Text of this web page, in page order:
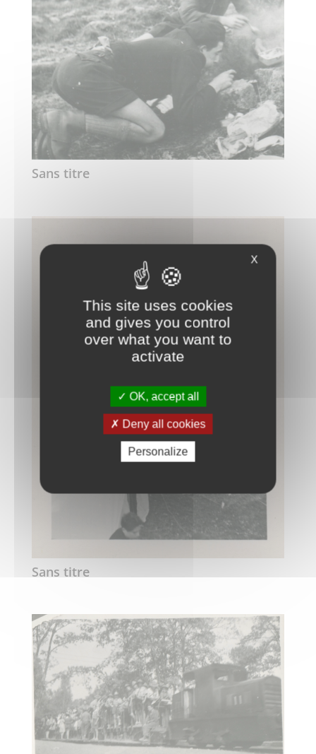
Sans titre
Sans titre
X
This site uses cookies
and gives you control
over what you want to
activate
OK, accept all
Deny all cookies
Personalize